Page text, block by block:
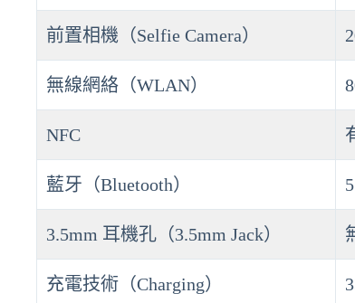
前置相機（Selfie Camera）
無線網絡（WLAN）
NFC
藍牙（Bluetooth）
3.5mm 耳機孔（3.5mm Jack）
充電技術（Charging）